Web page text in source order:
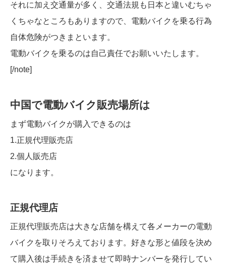
それに加え交通量が多く、交通法規も日本と違いむちゃ
くちゃなところもありますので、電動バイクを乗る行為
自体危険がつきまといます。
電動バイクを乗るのは自己責任でお願いいたします。
[/note]
中国で電動バイク販売場所は
まず電動バイクが購入できるのは
1.正規代理販売店
2.個人販売店
になります。
正規代理店
正規代理販売店は大きな店舗を構えて各メーカーの電動
バイクを取りそろえております。好きな形と値段を決め
て購入後は手続きを済ませて即時ナンバーを発行してい